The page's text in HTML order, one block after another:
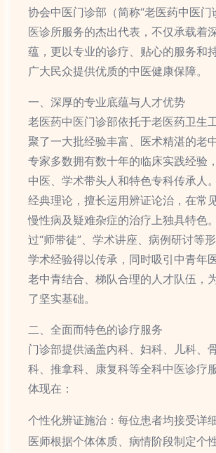
协会中医门诊部（简称“老医药中医门
医诊所服务的杰出代表，不仅承载着
蕴，更以专业的诊疗、贴心的服务和
广大民众提供优质的中医健康保障。
一、深厚的专业底蕴与人才优势
老医药中医门诊部依托于老医药卫生
聚了一大批经验丰富、医术精湛的老
专家多数拥有数十年的临床实践经验
中医、学术带头人和特色专科传承人
经典理论，擅长运用辨证论治，在常
慢性病及疑难杂症的治疗上独具特色
过“师带徒”、学术讲座、病例研讨等
学术经验得以传承，同时吸引中青年
老中青结合、梯队合理的人才队伍，
了坚实基础。
二、全面而特色的诊疗服务
门诊部提供涵盖内科、妇科、儿科、
科、推拿科、康复科等全科中医诊疗
体现在：
个性化辨证施治：每位患者均接受详
医师根据个体体质、病情阶段制定个